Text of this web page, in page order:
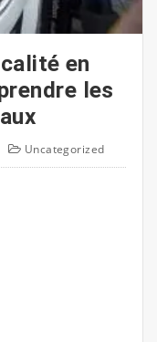
en
les
Uncategorized